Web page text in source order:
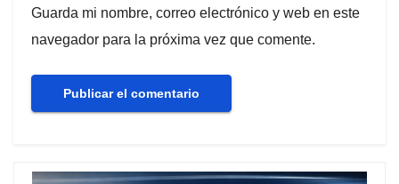
Guarda mi nombre, correo electrónico y web en este
navegador para la próxima vez que comente.